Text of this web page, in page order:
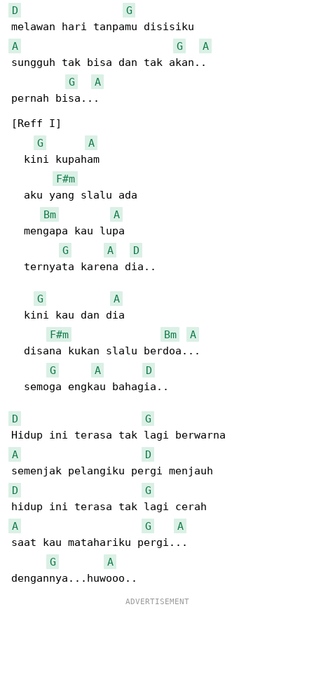
D
G
A
G
A
sungguh tak bisa dan tak akan..
G
A
pernah bisa...
[Reff I]
G
A
kini kupaham
F#m
aku yang slalu ada
Bm
A
mengapa kau lupa
G
A
D
ternyata karena dia..
G
A
kini kau dan dia
F#m
Bm
A
disana kukan slalu berdoa...
G
A
D
semoga engkau bahagia..
D
G
A
D
D
G
A
G
A
saat kau matahariku pergi...
G
A